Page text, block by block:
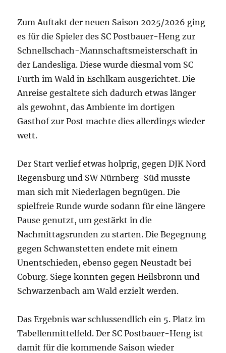
Zum Auftakt der neuen Saison 2025/2026 ging
es für die Spieler des SC Postbauer-Heng zur
Schnellschach-Mannschaftsmeisterschaft in
der Landesliga. Diese wurde diesmal vom SC
Furth im Wald in Eschlkam ausgerichtet. Die
Anreise gestaltete sich dadurch etwas länger
als gewohnt, das Ambiente im dortigen
Gasthof zur Post machte dies allerdings wieder
wett.
Der Start verlief etwas holprig, gegen DJK Nord
Regensburg und SW Nürnberg-Süd musste
man sich mit Niederlagen begnügen. Die
spielfreie Runde wurde sodann für eine längere
Pause genutzt, um gestärkt in die
Nachmittagsrunden zu starten. Die Begegnung
gegen Schwanstetten endete mit einem
Unentschieden, ebenso gegen Neustadt bei
Coburg. Siege konnten gegen Heilsbronn und
Schwarzenbach am Wald erzielt werden.
Das Ergebnis war schlussendlich ein 5. Platz im
Tabellenmittelfeld. Der SC Postbauer-Heng ist
damit für die kommende Saison wieder